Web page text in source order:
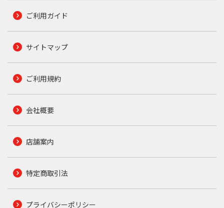
ご利用ガイド
サイトマップ
ご利用規約
会社概要
店舗案内
特定商取引法
プライバシーポリシー